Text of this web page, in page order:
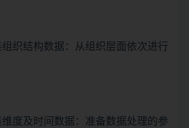
织结构数据：从组织层面依次进行
度及时间数据：准备数据处理的参